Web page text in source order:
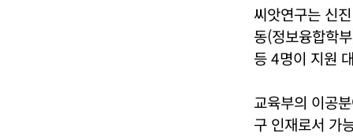
씨앗연구는 신
동(정보융합학
등 4명이 지원
교육부의 이공
구 인재로서 가